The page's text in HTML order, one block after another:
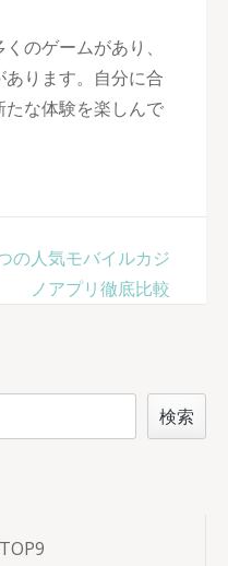
のゲームがあり、
ります。自分に合
な体験を楽しんで
の人気モバイルカジ
ノアプリ徹底比較
検索